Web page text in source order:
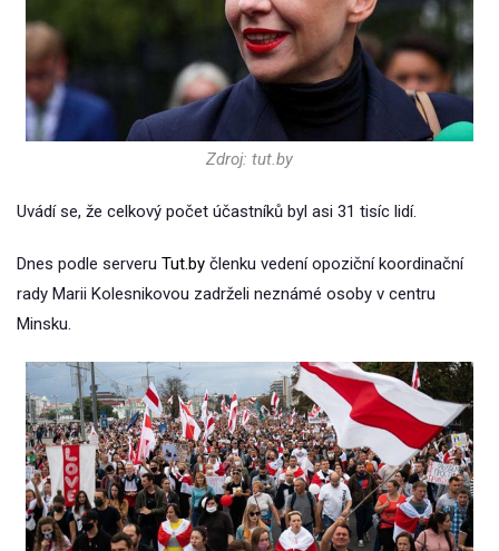
Zdroj: tut.by
Uvádí se, že celkový počet účastníků byl asi 31 tisíc lidí.
Dnes podle serveru Tut.by členku vedení opoziční koordinační
rady Marii Kolesnikovou zadrželi neznámé osoby v centru
Minsku.